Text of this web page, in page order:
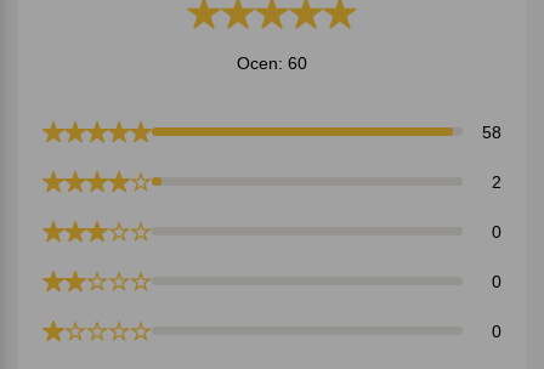
Ocen: 60
58
2
0
0
0